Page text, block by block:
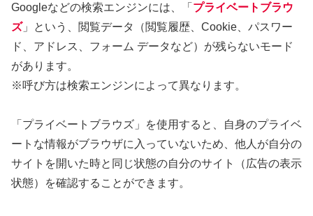
Googleなどの検索エンジンには、「 プライベートブラウ
ズ」という、閲覧データ（閲覧履歴、Cookie、パスワー
ド、アドレス、フォーム データなど）が残らないモード
があります。
※呼び方は検索エンジンによって異なります。
「プライベートブラウズ」を使用すると、自身のプライベ
ートな情報がブラウザに入っていないため、他人が自分の
サイトを開いた時と同じ状態の自分のサイト（広告の表示
状態）を確認することができます。